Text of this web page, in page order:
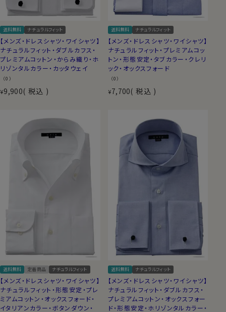
送料無料 ナチュラルフィット
【メンズ・ドレスシャツ・ワイシャツ】
ナチュラルフィット・ダブルカフス・
プレミアムコットン・からみ織り・ホ
リゾンタルカラー・カッタウェイ
（0）
¥9,900 税込
送料無料 ナチュラルフィット
【メンズ・ドレスシャツ・ワイシャツ】
ナチュラルフィット・プレミアムコッ
トン・形態安定・タブカラー・クレリ
ック・オックスフォード
（0）
¥7,700 税込
送料無料 定番商品 ナチュラルフィット
【メンズ・ドレスシャツ・ワイシャツ】
ナチュラルフィット・形態安定・プレ
ミアムコットン・オックスフォード・
イタリアンカラー・ボタンダウン・
送料無料 ナチュラルフィット
【メンズ・ドレスシャツ・ワイシャツ】
ナチュラルフィット・ダブルカフス・
プレミアムコットン・オックスフォー
ド・形態安定・ホリゾンタルカラー・